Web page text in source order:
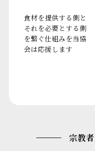
食材を提供する側と
それを必要とする側
を繋ぐ仕組みを当協
会は応援します
宗教